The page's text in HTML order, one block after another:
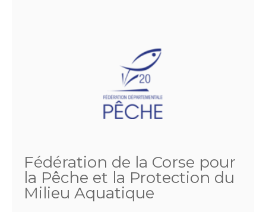
Fédération de la Corse pour
la Pêche et la Protection du
Milieu Aquatique